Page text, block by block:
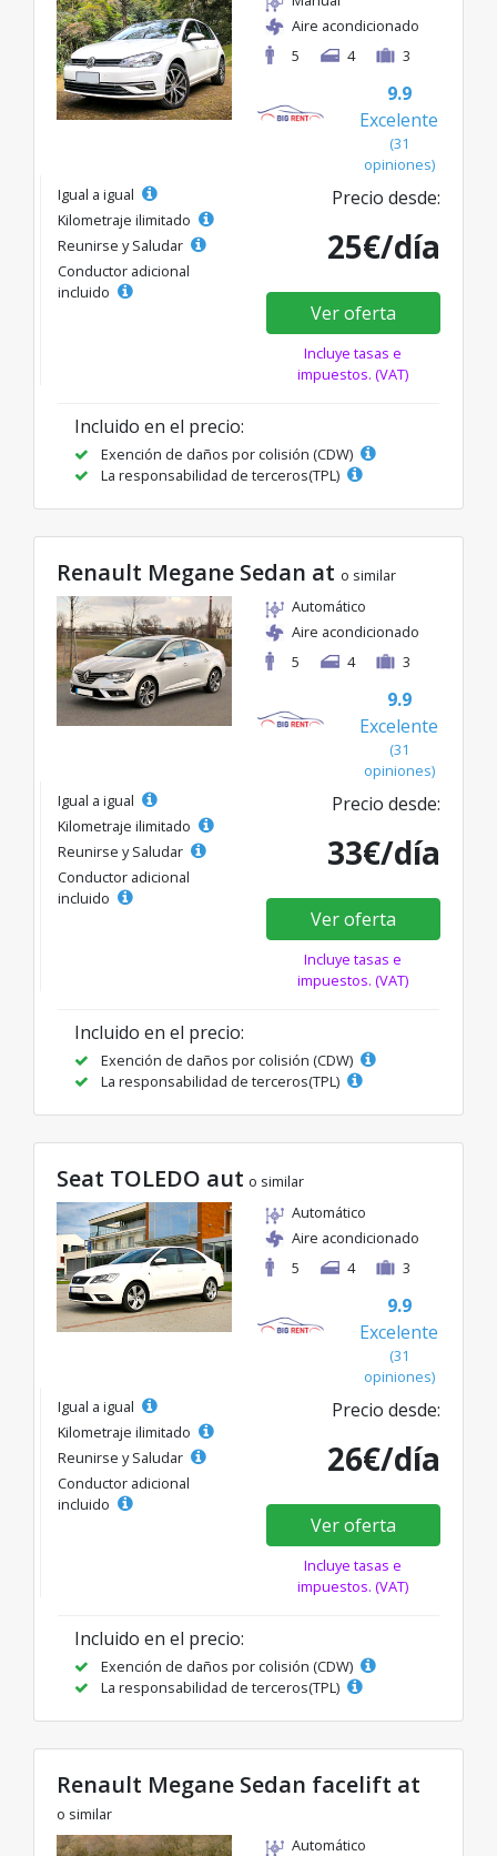
Aire acondicionado
5
4 3
9.9
Excelente
(31
opiniones)
Igual a igual
Kilometraje ilimitado
Reunirse y Saludar
Conductor adicional
incluido
Precio desde:
25€/día
Ver oferta
Incluye tasas e
impuestos. (VAT)
Incluido en el precio:
Exención de daños por colisión (CDW)
La responsabilidad de terceros(TPL)
Renault Megane Sedan at o similar
Automático
Aire acondicionado
5
4 3
9.9
Excelente
(31
opiniones)
Igual a igual
Kilometraje ilimitado
Reunirse y Saludar
Conductor adicional
incluido
Precio desde:
33€/día
Ver oferta
Incluye tasas e
impuestos. (VAT)
Incluido en el precio:
Exención de daños por colisión (CDW)
La responsabilidad de terceros(TPL)
Seat TOLEDO aut o similar
Automático
Aire acondicionado
5
4 3
9.9
Excelente
(31
opiniones)
Igual a igual
Kilometraje ilimitado
Reunirse y Saludar
Conductor adicional
incluido
Precio desde:
26€/día
Ver oferta
Incluye tasas e
impuestos. (VAT)
Incluido en el precio:
Exención de daños por colisión (CDW)
La responsabilidad de terceros(TPL)
Renault Megane Sedan facelift at
o similar
Automático